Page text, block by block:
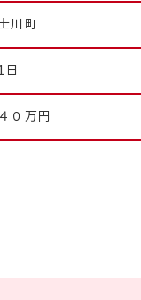
川町
日
０万円